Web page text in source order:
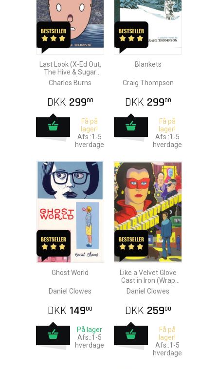
Last Look (X-Ed Out,
The Hive & Sugar
Skull)
Charles Burns
DKK 29900
Få på
lager!
Afs.:1-5
hverdage
Blankets
Craig Thompson
DKK 29900
Få på
lager!
Afs.:1-5
hverdage
Ghost World
Daniel Clowes
DKK 14900
På lager
Afs.:1-5
hverdage
Like a Velvet Glove
Cast in Iron (Wrap
Cover Edition)
Daniel Clowes
DKK 25900
Få på
lager!
Afs.:1-5
hverdage